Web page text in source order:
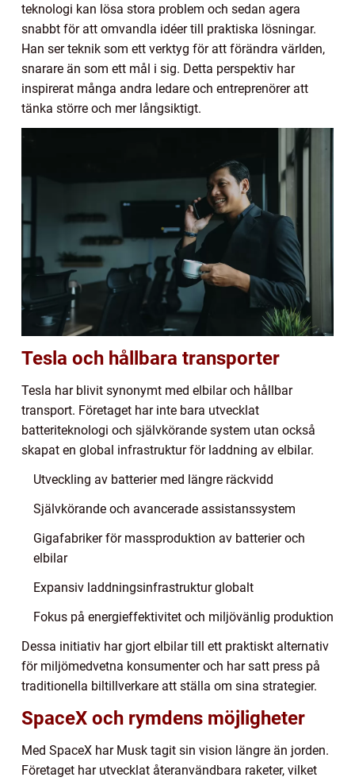
teknologi kan lösa stora problem och sedan agera
snabbt för att omvandla idéer till praktiska lösningar.
Han ser teknik som ett verktyg för att förändra världen,
snarare än som ett mål i sig. Detta perspektiv har
inspirerat många andra ledare och entreprenörer att
tänka större och mer långsiktigt.
Tesla och hållbara transporter
Tesla har blivit synonymt med elbilar och hållbar
transport. Företaget har inte bara utvecklat
batteriteknologi och självkörande system utan också
skapat en global infrastruktur för laddning av elbilar.
Utveckling av batterier med längre räckvidd
Självkörande och avancerade assistanssystem
Gigafabriker för massproduktion av batterier och
elbilar
Expansiv laddningsinfrastruktur globalt
Fokus på energieffektivitet och miljövänlig produktion
Dessa initiativ har gjort elbilar till ett praktiskt alternativ
för miljömedvetna konsumenter och har satt press på
traditionella biltillverkare att ställa om sina strategier.
SpaceX och rymdens möjligheter
Med SpaceX har Musk tagit sin vision längre än jorden.
Företaget har utvecklat återanvändbara raketer, vilket